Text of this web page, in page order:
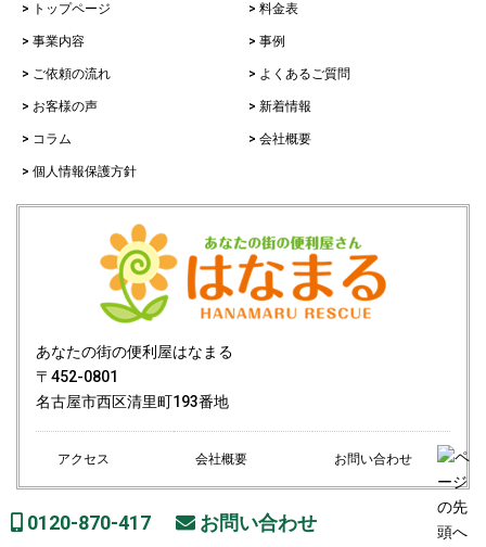
> トップページ > 料金表
> 事業内容 > 事例
> ご依頼の流れ > よくあるご質問
> お客様の声 > 新着情報
> コラム > 会社概要
> 個人情報保護方針
あなたの街の便利屋はなまる
〒452-0801
名古屋市西区清里町193番地
アクセス 会社概要 お問い合わせ
Copyright© あなたの街の便利屋はなまる All Rights Reserved.
0120-870-417 お問い合わせ